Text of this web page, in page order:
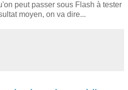
peut passer sous Flash à tester
moyen, on va dire...